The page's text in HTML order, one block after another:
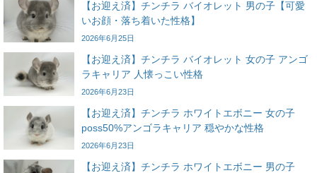
【お迎え済】チンチラ バイオレット 男の子【可愛
いお顔・落ち着いた性格】
2026年6月25日
【お迎え済】チンチラ バイオレット 女の子 アンゴ
ラキャリア 人懐っこい性格
2026年6月23日
【お迎え済】チンチラ ホワイトエボニー 女の子
poss50%アンゴラキャリア 穏やかな性格
2026年6月23日
【お迎え済】チンチラ ホワイトエボニー 男の子